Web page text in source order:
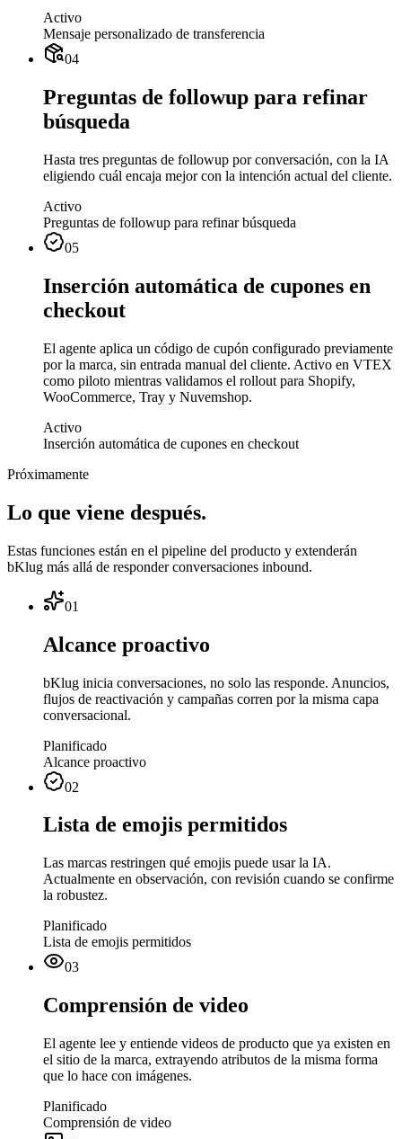
Activo
Mensaje personalizado de transferencia
04
Preguntas de followup para refinar
búsqueda
Hasta tres preguntas de followup por conversación, con la IA
eligiendo cuál encaja mejor con la intención actual del cliente.
Activo
Preguntas de followup para refinar búsqueda
05
Inserción automática de cupones en
checkout
El agente aplica un código de cupón configurado previamente
por la marca, sin entrada manual del cliente. Activo en VTEX
como piloto mientras validamos el rollout para Shopify,
WooCommerce, Tray y Nuvemshop.
Activo
Inserción automática de cupones en checkout
Próximamente
Lo que viene después.
Estas funciones están en el pipeline del producto y extenderán
bKlug más allá de responder conversaciones inbound.
01
Alcance proactivo
bKlug inicia conversaciones, no solo las responde. Anuncios,
flujos de reactivación y campañas corren por la misma capa
conversacional.
Planificado
Alcance proactivo
02
Lista de emojis permitidos
Las marcas restringen qué emojis puede usar la IA.
Actualmente en observación, con revisión cuando se confirme
la robustez.
Planificado
Lista de emojis permitidos
03
Comprensión de video
El agente lee y entiende videos de producto que ya existen en
el sitio de la marca, extrayendo atributos de la misma forma
que lo hace con imágenes.
Planificado
Comprensión de video